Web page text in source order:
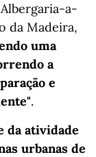
a-
da Madeira,
uma
a
e
.
da atividade
urbanas de